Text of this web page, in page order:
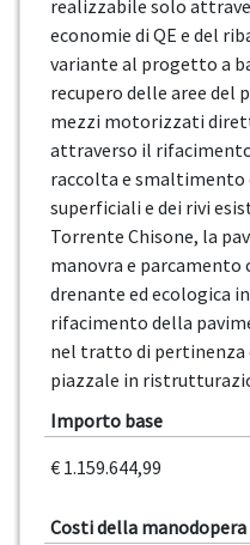
realizzabile solo
economie di QE e del
variante al progetto a
recupero delle aree del
mezzi motorizzati
attraverso il
raccolta e smaltimento
superficiali e dei rivi
Torrente Chisone, la
manovra e parcamento
drenante ed ecologica
rifacimento della
nel tratto di pertinenza
piazzale in
Importo base
€ 1.159.644,99
Costi della manodopera